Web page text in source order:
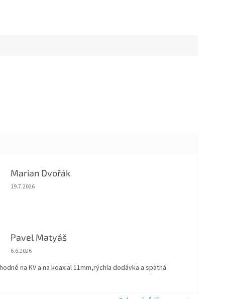
Marian Dvořák
Hodnotenie obchodu je 5 z 5 hviezdičiek.
19.7.2026
Pavel Matyáš
Hodnotenie obchodu je 5 z 5 hviezdičiek.
6.6.2026
na KV a na koaxial 11mm,rýchla dodávka a spätná